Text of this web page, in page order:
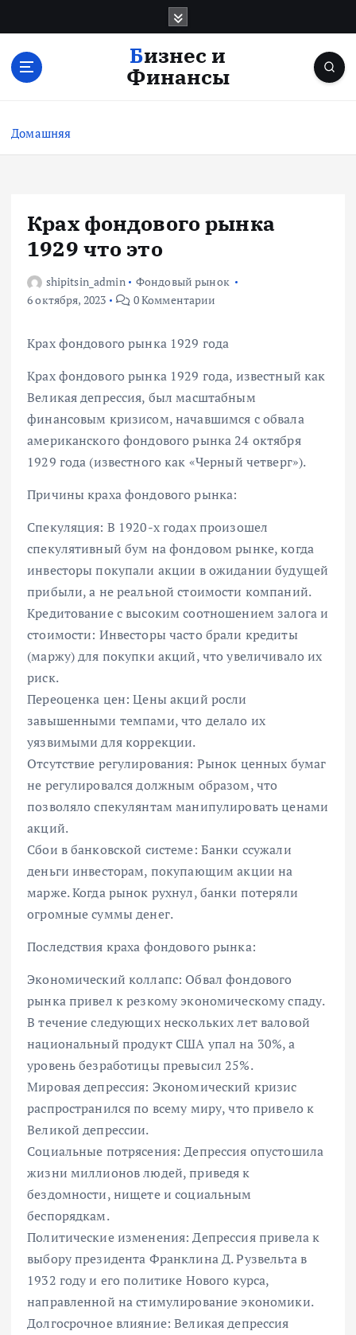
с
Бизнес и
Финансы
Домашняя
Крах фондового рынка
1929 что это
shipitsin_admin
Фондовый рынок
6 октября, 2023
0 Комментарии
Крах фондового рынка 1929 года
Крах фондового рынка 1929 года, известный как
Великая депрессия, был масштабным
финансовым кризисом, начавшимся с обвала
американского фондового рынка 24 октября
1929 года (известного как «Черный четверг»).
Причины краха фондового рынка:
Спекуляция: В 1920-х годах произошел
спекулятивный бум на фондовом рынке, когда
инвесторы покупали акции в ожидании будущей
прибыли, а не реальной стоимости компаний.
Кредитование с высоким соотношением залога и
стоимости: Инвесторы часто брали кредиты
(маржу) для покупки акций, что увеличивало их
риск.
Переоценка цен: Цены акций росли
завышенными темпами, что делало их
уязвимыми для коррекции.
Отсутствие регулирования: Рынок ценных бумаг
не регулировался должным образом, что
позволяло спекулянтам манипулировать ценами
акций.
Сбои в банковской системе: Банки ссужали
деньги инвесторам, покупающим акции на
марже. Когда рынок рухнул, банки потеряли
огромные суммы денег.
Последствия краха фондового рынка:
Экономический коллапс: Обвал фондового
рынка привел к резкому экономическому спаду.
В течение следующих нескольких лет валовой
национальный продукт США упал на 30%, а
уровень безработицы превысил 25%.
Мировая депрессия: Экономический кризис
распространился по всему миру, что привело к
Великой депрессии.
Социальные потрясения: Депрессия опустошила
жизни миллионов людей, приведя к
бездомности, нищете и социальным
беспорядкам.
Политические изменения: Депрессия привела к
выбору президента Франклина Д. Рузвельта в
1932 году и его политике Нового курса,
направленной на стимулирование экономики.
Долгосрочное влияние: Великая депрессия